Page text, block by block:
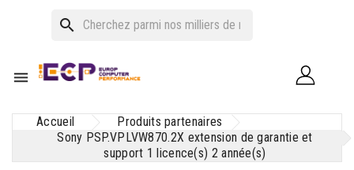
search

Accueil
Produits partenaires
Sony PSP.VPLVW870.2X extension de garantie et
support 1 licence(s) 2 année(s)